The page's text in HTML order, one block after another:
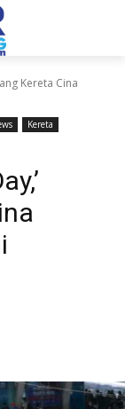
Kereta Cina
Kereta